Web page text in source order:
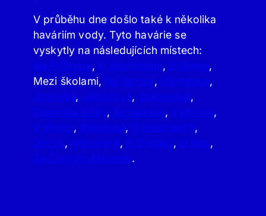
V průběhu dne došlo také k několika
haváriím vody. Tyto havárie se
vyskytly na následujících místech:
Na Průhonu, K Jinočanům, U Břehu,
Mezi školami, Na Struze, Hartigova,
Jizerská, Jahodová, Vokovická,
Generála Šišky, Strnadova, Vydrova,
V Polích, Bělečská, V Mokřinách,
Jírova, Velvarská, K Dýmači, U Nás,
Za Černým Mostem.